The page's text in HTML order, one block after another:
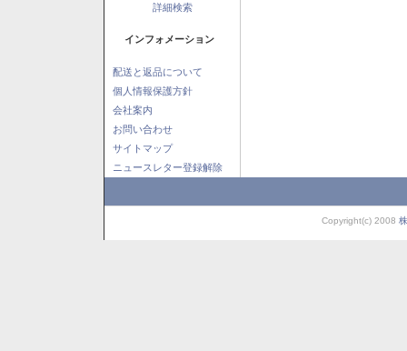
詳細検索
インフォメーション
配送と返品について
個人情報保護方針
会社案内
お問い合わせ
サイトマップ
ニュースレター登録解除
Copyright(c) 2008